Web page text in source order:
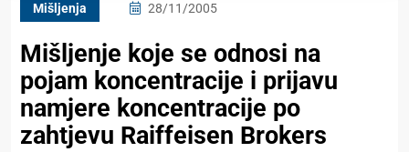
Mišljenja 28/11/2005
Mišljenje koje se odnosi na
pojam koncentracije i prijavu
namjere koncentracije po
zahtjevu Raiffeisen Brokers